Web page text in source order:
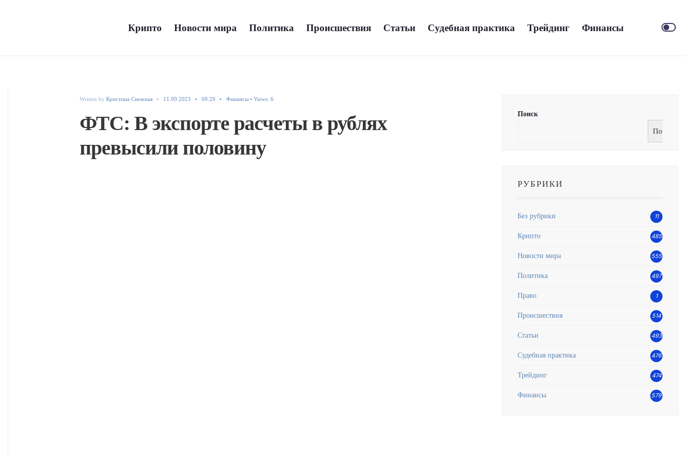
Крипто Новости мира Политика Происшествия Статьи Судебная практика Трейдинг Финансы
Written by Кристина Снежная 11.09.2023 • 09:29 • Финансы •Views: 6
ФТС: В экспорте расчеты в рублях
превысили половину
Поиск
Поиск
РУБРИКИ
Без рубрики 11
Крипто 485
Новости мира 555
Политика 497
Право 1
Происшествия 514
Статьи 493
Судебная практика 476
Трейдинг 474
Финансы 579